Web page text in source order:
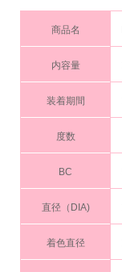
商品名
内容量
装着期間
度数
BC
直径（DIA)
着色直径